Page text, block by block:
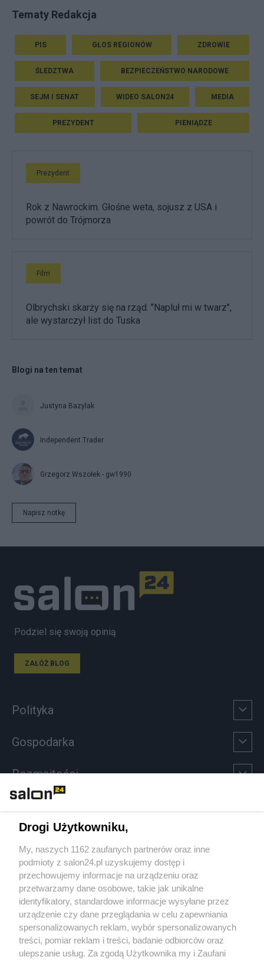
Tematy Redakcja
PIS GŁOS REGIONÓW ZDROWIE
ŚLEDZTWA BEZPIECZEŃSTWO NARODOWE
SEJM I SENAT WIDEO SALON24 MEDIA
PREZYDENT PIENIĄDZE
Prezydent
Rok z Nawrockim. Głośne weta, sojusz z USA i
powrót do Trójmorza
Film
Olbrychski skarży się na rząd. "Napluł mi w twarz",
ale wystarczył list do Tuska
Blogi na ten temat
Justyna Bazylak
Independent Trader
Grzegorz Wszołek - gw1990
Napisz notkę
Podziel się swoją opinią
ZAŁÓŻ BLOG
Polityka
Gospodarka
Rozmaitości
Sport
Społeczeństwo
Kultura
Drogi Użytkowniku,
My, naszych 1162 zaufanych partnerów oraz inne
podmioty z salon24.pl uzyskujemy dostęp i
przechowujemy informacje na urządzeniu oraz
przetwarzamy dane osobowe, takie jak unikalne
identyfikatory, standardowe informacje wysyłane przez
urządzenie czy dane przeglądania w celu zapewniania
spersonalizowanych reklam, wybór spersonalizowanych
treści, pomiar reklam i treści, badanie odbiorców oraz
ulepszanie usług. Za zgodą Użytkownika my i Zaufani